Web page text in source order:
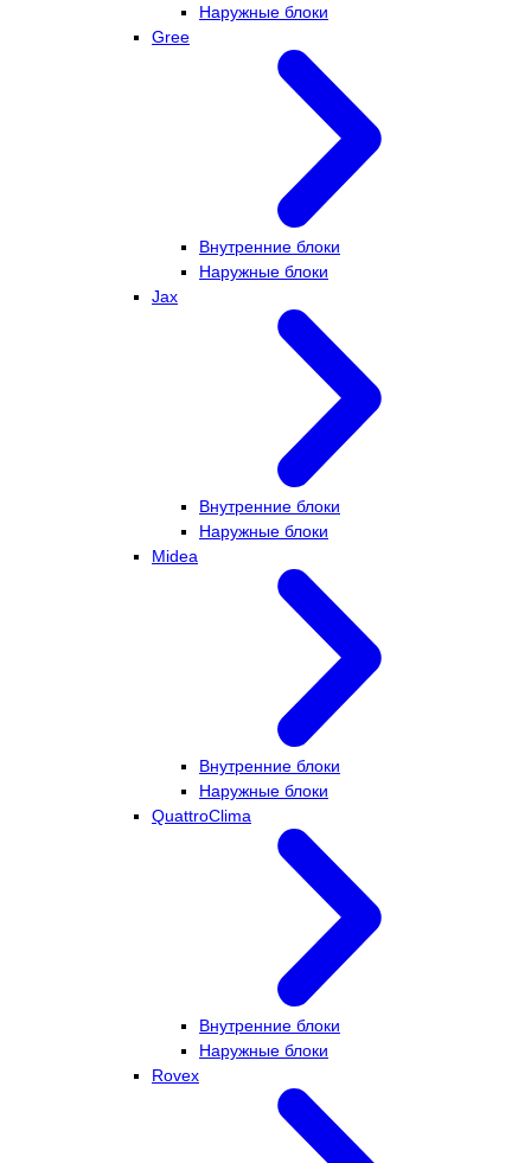
Наружные блоки
Gree
Внутренние блоки
Наружные блоки
Jax
Внутренние блоки
Наружные блоки
Midea
Внутренние блоки
Наружные блоки
QuattroClima
Внутренние блоки
Наружные блоки
Rovex